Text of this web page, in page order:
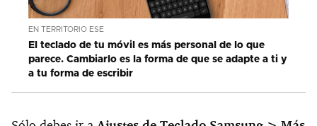
EN TERRITORIO ESE
El teclado de tu móvil es más personal de lo que
parece. Cambiarlo es la forma de que se adapte a ti y
a tu forma de escribir